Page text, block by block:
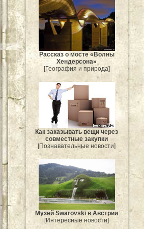
Рассказ о мосте «Волны
Хендерсона»
[География и природа]
Как заказывать вещи через
совместные закупки
[Познавательные новости]
Музей Swarovski в Австрии
[Интересные новости]